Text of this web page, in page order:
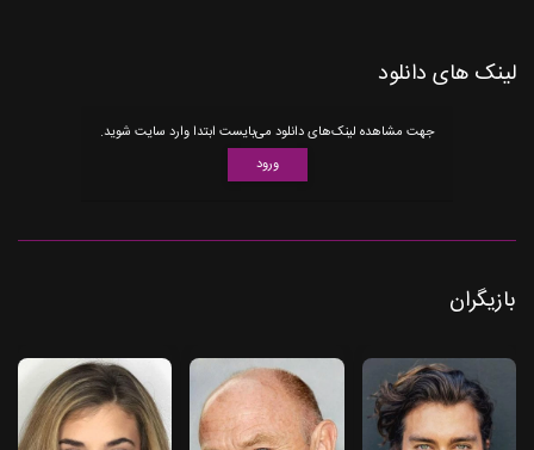
لینک های دانلود
جهت مشاهده لینک‌های دانلود می‌بایست ابتدا وارد سایت شوید.
ورود
بازیگران